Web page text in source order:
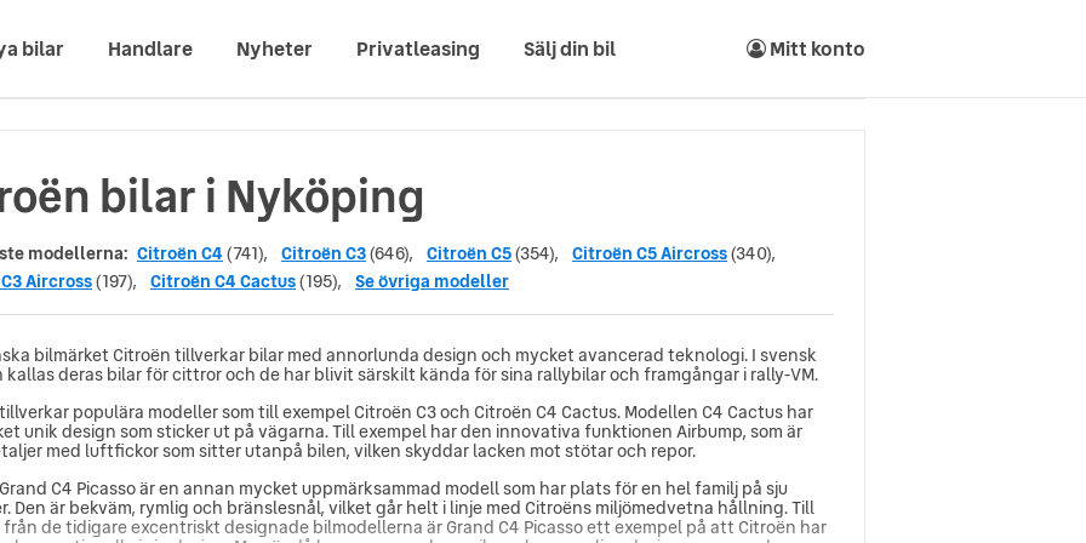
bilar Handlare Nyheter Privatleasing Sälj din bil Mitt konto
bilar i Nyköping
modellerna: Citroën C4 (741), Citroën C3(646), Citroën C5(354), Citroën C5 Aircross(340),
Aircross(197), Citroën C4 Cactus(195), Se övriga modeller
bilmärket Citroën tillverkar bilar med annorlunda design och mycket avancerad teknologi. I svensk
deras bilar för cittror och de har blivit särskilt kända för sina rallybilar och framgångar i rally-VM.
populära modeller som till exempel Citroën C3 och Citroën C4 Cactus. Modellen C4 Cactus har
unik design som sticker ut på vägarna. Till exempel har den innovativa funktionen Airbump, som är
med luftfickor som sitter utanpå bilen, vilken skyddar lacken mot stötar och repor.
C4 Picasso är en annan mycket uppmärksammad modell som har plats för en hel familj på sju
Den är bekväm, rymlig och bränslesnål, vilket går helt i linje med Citroëns miljömedvetna hållning. Till
de tidigare excentriskt designade bilmodellerna är Grand C4 Picasso ett exempel på att Citroën har